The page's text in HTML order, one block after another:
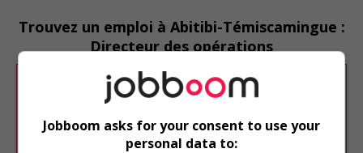
Trouvez un emploi à Abitibi-Témiscamingue :
Directeur des opérations
Désolé, cette recherche n'a produit aucun
résultat.
Veuillez faire une nouvelle recherche.
Vous pouvez en tout temps utiliser nos
Jobboom asks for your consent to use your
personal data to: